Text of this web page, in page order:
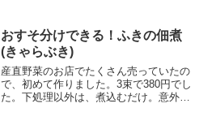
おすそ分けできる！ふきの佃煮
(きゃらぶき)
産直野菜のお店でたくさん売っていたの
で、初めて作りました。3束で380円でし
た。下処理以外は、煮込むだけ。意外と